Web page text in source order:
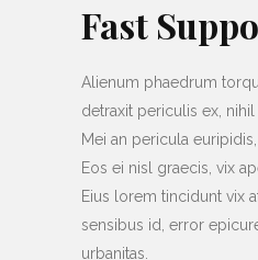
Fast
Alienum phaedrum
detraxit periculis ex,
Mei an pericula
Eos ei nisl graecis, vix
Eius lorem tincidunt vix
sensibus id, error
urbanitas.